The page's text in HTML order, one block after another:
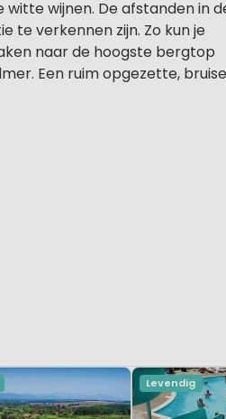
wijnen. De afstanden in
te verkennen zijn. Zo kun je
naar de hoogste bergtop
Een ruim opgezette,
Levendig